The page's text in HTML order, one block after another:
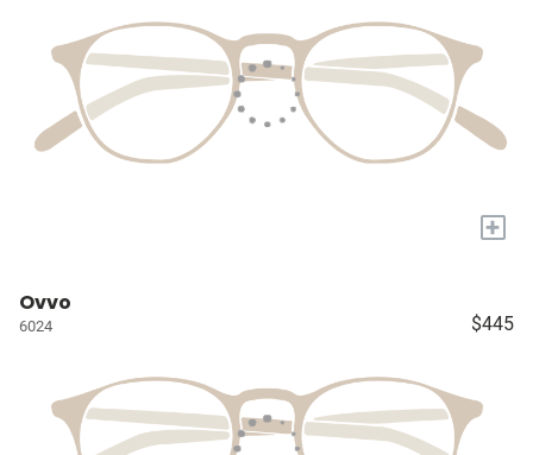
+
Ovvo
6024 $445